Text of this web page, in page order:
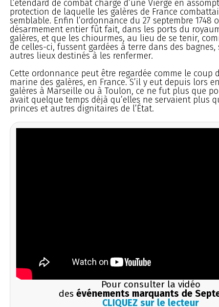
L’étendard de combat chargé d’une Vierge en
protection de laquelle les galères de France
semblable. Enfin l’ordonnance du 27 septembre 1748
désarmement entier fût fait, dans les ports du
galères, et que les chiourmes, au lieu de se tenir,
de celles-ci, fussent gardées à terre dans des
autres lieux destinés à les renfermer.
Cette ordonnance peut être regardée comme le coup
marine des galères, en France. S’il y eut depuis lors
galères à Marseille ou à Toulon, ce ne fut plus que
avait quelque temps déjà qu’elles ne servaient plus
princes et autres dignitaires de l’État.
Pour consulter la vidéo
des événements marquants de
CLIQUEZ sur le lecteur